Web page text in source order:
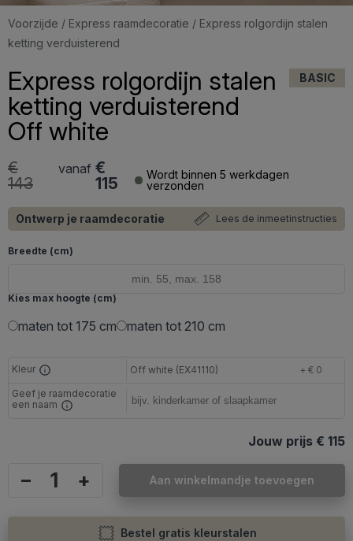
Voorzijde / Express raamdecoratie / Express rolgordijn stalen
ketting verduisterend
Express rolgordijn stalen
ketting verduisterend
Off white
BASIC
vanaf €
115
€
143
Wordt binnen 5 werkdagen
verzonden
Ontwerp je raamdecoratie Lees de inmeetinstructies
Breedte (cm)
Kies max hoogte (cm)
maten tot 175 cm maten tot 210 cm
Kleur Off white (EX41110)
+ € 0
Geef je raamdecoratie
een naam
Jouw prijs € 115
– + Aan winkelmandje toevoegen
Bestel gratis kleurstalen